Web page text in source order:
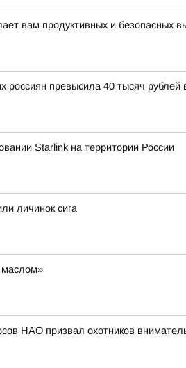
вам продуктивных и безопасных
превысила 40 тысяч рублей
Starlink на территории России
личинок сига
маслом»
НАО призвал охотников